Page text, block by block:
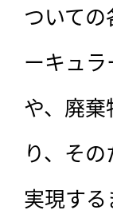
ついて
ーキュ
や、廃
り、そ
実現す